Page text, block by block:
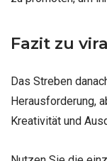
Fazit zu
Das Streben
Herausforderung,
Kreativität und